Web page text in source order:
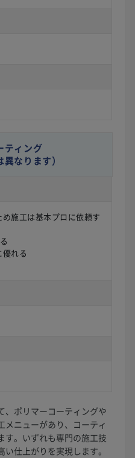
ティング
異なります）
施工は基本プロに依頼す
優れる
、ポリマーコーティングや
メニューがあり、コーティ
す。いずれも専門の施工技
仕上がりを実現します。